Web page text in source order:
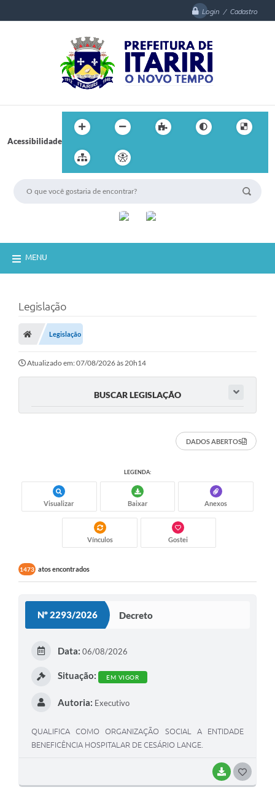
Login / Cadastro
Acessibilidade
MENU
Legislação
Legislação
Atualizado em: 07/08/2026 às 20h14
BUSCAR LEGISLAÇÃO
DADOS ABERTOS
LEGENDA:
Visualizar Baixar Anexos
Vínculos Gostei
1473 atos encontrados
Nº 2293/2026 Decreto
BAIXAR
Data: 06/08/2026
Situação: EM VIGOR
Autoria: Executivo
QUALIFICA COMO ORGANIZAÇÃO SOCIAL A ENTIDADE
BENEFICÊNCIA HOSPITALAR DE CESÁRIO LANGE.